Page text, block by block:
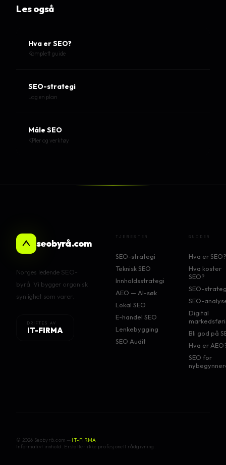
Les også
Hva er SEO?
Komplett guide
SEO-strategi
Lag en plan
Måle SEO
KPIer og verktøy
seobyrå.com
Norges ledende SEO-
byrå. Vi bygger organisk
synlighet som varer.
DRIFTES AV
IT-FIRMA
TJENESTER
SEO-strategi
Teknisk SEO
Innholdsstrategi
AEO — AI-søk
Lokal SEO
E-handel SEO
Lenkebygging
SEO Audit
GUIDER
Hva er SEO?
Hva koster
SEO?
SEO-
SEO-
Digital
Bli god på
Hva er
SEO for
© 2026 Seobyrå.com — IT-FIRMA
Informativt innhold. Erstatter ikke profesjonell rådgivning.